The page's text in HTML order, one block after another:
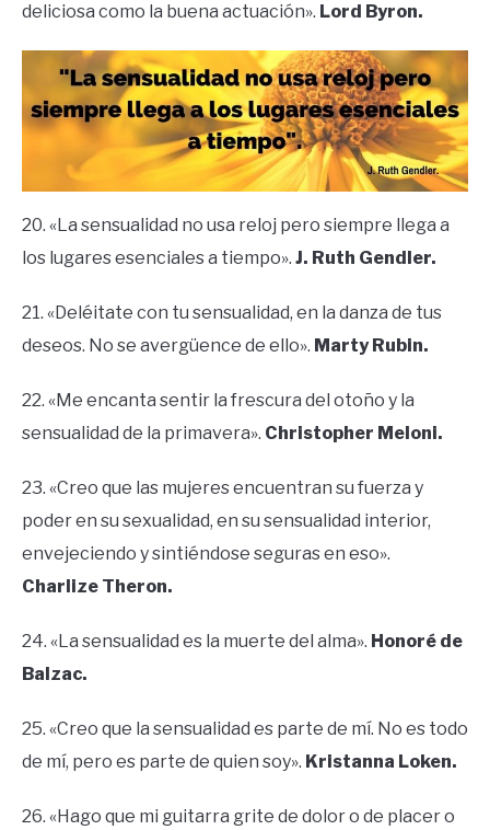
deliciosa como la buena actuación». Lord Byron.
20. «La sensualidad no usa reloj pero siempre llega a
los lugares esenciales a tiempo». J. Ruth Gendler.
21. «Deléitate con tu sensualidad, en la danza de tus
deseos. No se avergüence de ello». Marty Rubin.
22. «Me encanta sentir la frescura del otoño y la
sensualidad de la primavera». Christopher Meloni.
23. «Creo que las mujeres encuentran su fuerza y ​​
poder en su sexualidad, en su sensualidad interior,
envejeciendo y sintiéndose seguras en eso».
Charlize Theron.
24. «La sensualidad es la muerte del alma». Honoré de
Balzac.
25. «Creo que la sensualidad es parte de mí. No es todo
de mí, pero es parte de quien soy». Kristanna Loken.
26. «Hago que mi guitarra grite de dolor o de placer o